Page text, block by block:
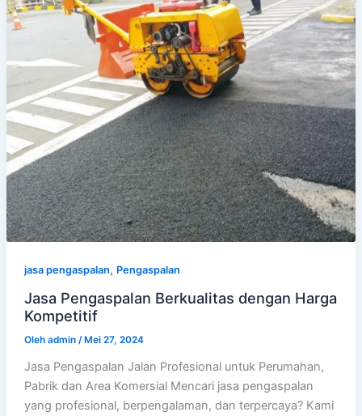
jasa pengaspalan, Pengaspalan
Jasa Pengaspalan Berkualitas dengan Harga
Kompetitif
Oleh admin /Mei 27, 2024
Jasa Pengaspalan Jalan Profesional untuk Perumahan,
Pabrik dan Area Komersial Mencari jasa pengaspalan
yang profesional, berpengalaman, dan terpercaya? Kami